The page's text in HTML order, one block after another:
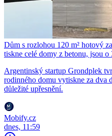
Dům s rozlohou 120 m² hotový
tiskne celé domy z betonu, jsou o
Argentinský startup Grondplek
rodinného domu vytiskne za dva
důležité upřesnění.
Mobify.cz
dnes, 11:59